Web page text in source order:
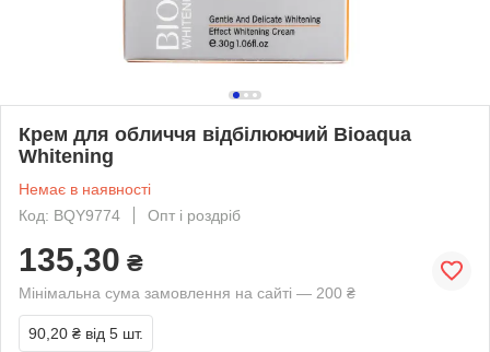
Крем для обличчя відбілюючий Bioaqua
Whitening
Немає в наявності
Код: BQY9774
Опт і роздріб
135,30 ₴
Мінімальна сума замовлення на сайті — 200 ₴
90,20 ₴ від 5 шт.